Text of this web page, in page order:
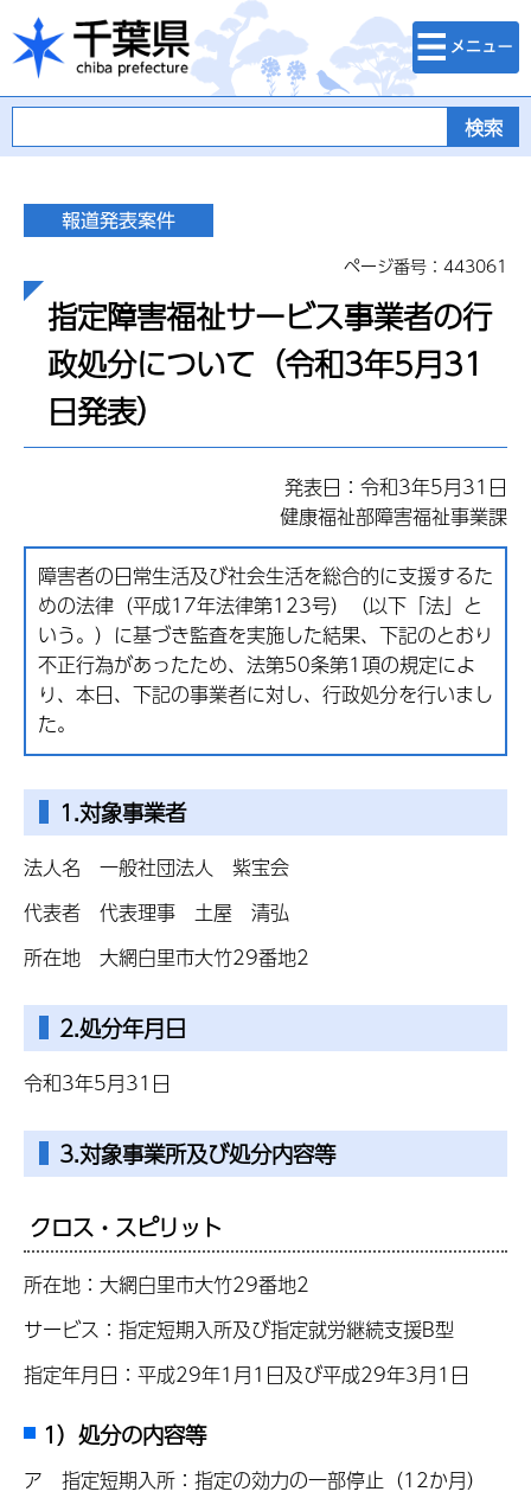
千葉県
検索・メニュ
ー
ページ番号：443061
指定障害福祉サービス事業者の行
政処分について（令和3年5月31
日発表）
発表日：令和3年5月31日
健康福祉部障害福祉事業課
障害者の日常生活及び社会生活を総合的に支援するた
めの法律（平成17年法律第123号）（以下「法」と
いう。）に基づき監査を実施した結果、下記のとおり
不正行為があったため、法第50条第1項の規定によ
り、本日、下記の事業者に対し、行政処分を行いまし
た。
1.対象事業者
法人名 一般社団法人 紫宝会
代表者 代表理事 土屋 清弘
所在地 大網白里市大竹29番地2
2.処分年月日
令和3年5月31日
3.対象事業所及び処分内容等
クロス・スピリット
所在地：大網白里市大竹29番地2
サービス：指定短期入所及び指定就労継続支援B型
指定年月日：平成29年1月1日及び平成29年3月1日
1）処分の内容等
ア 指定短期入所：指定の効力の一部停止（12か月）